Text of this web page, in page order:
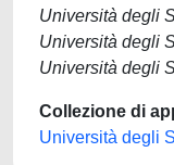
Università degli
Università degli
Università degli
Collezione di
Università degli